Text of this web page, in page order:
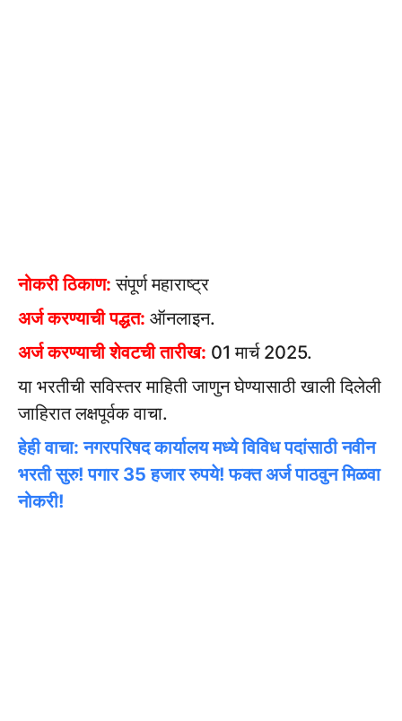
नोकरी ठिकाण: संपूर्ण महाराष्ट्र
अर्ज करण्याची पद्धत: ऑनलाइन.
अर्ज करण्याची शेवटची तारीख: 01 मार्च 2025.
या भरतीची सविस्तर माहिती जाणुन घेण्यासाठी खाली दिलेली
जाहिरात लक्षपूर्वक वाचा.
हेही वाचा: नगरपरिषद कार्यालय मध्ये विविध पदांसाठी नवीन
भरती सुरु! पगार 35 हजार रुपये! फक्त अर्ज पाठवुन मिळवा
नोकरी!